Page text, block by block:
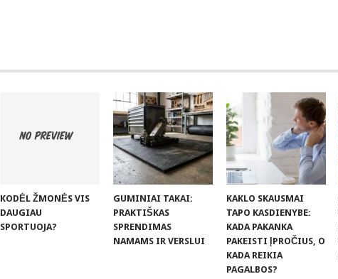
KODĖL ŽMONĖS VIS
DAUGIAU
SPORTUOJA?
GUMINIAI TAKAI:
PRAKTIŠKAS
SPRENDIMAS
NAMAMS IR VERSLUI
KAKLO SKAUSMAI
TAPO KASDIENYBE:
KADA PAKANKA
PAKEISTI ĮPROČIUS, O
KADA REIKIA
PAGALBOS?